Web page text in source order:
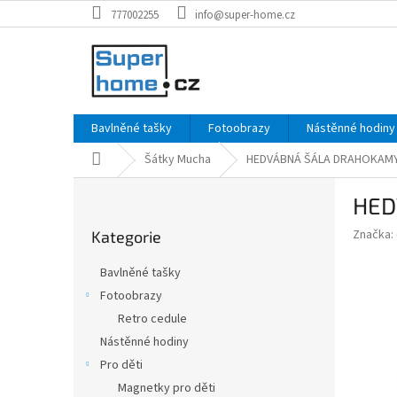
na
777002255 info@super-home.cz
Bavlněné tašky Fotoobrazy Nástěnné hodiny
Domů Šátky Mucha HEDVÁBNÁ ŠÁLA
kategorie
Kategorie
Bavlněné tašky
Fotoobrazy
Retro cedule
Nástěnné hodiny
Pro děti
Magnetky pro děti
Značka: